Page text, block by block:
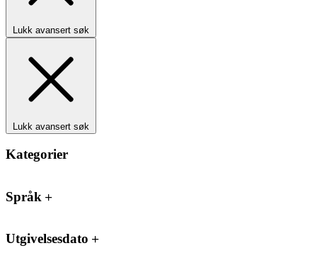
Lukk avansert søk
Lukk avansert søk
Kategorier
Språk
Utgivelsesdato